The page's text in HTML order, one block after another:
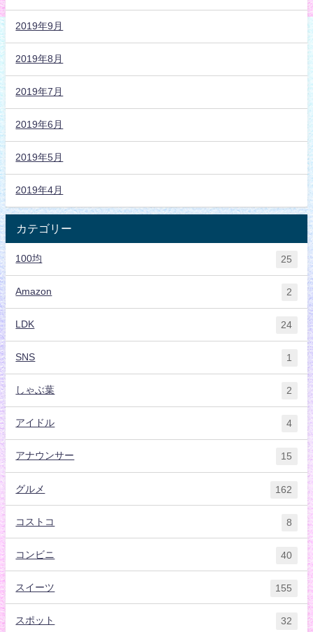
2019年9月
2019年8月
2019年7月
2019年6月
2019年5月
2019年4月
カテゴリー
100均 25
Amazon 2
LDK 24
SNS 1
しゃぶ葉 2
アイドル 4
アナウンサー 15
グルメ 162
コストコ 8
コンビニ 40
スイーツ 155
スポット 32